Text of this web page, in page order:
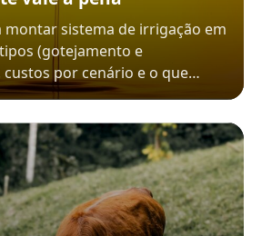
montar sistema de irrigação em
(gotejamento e
custos por cenário e o que…